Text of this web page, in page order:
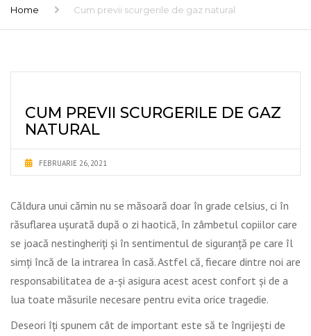
Home Cum previi scurgerile de gaz natural
CUM PREVII SCURGERILE DE GAZ
NATURAL
FEBRUARIE 26, 2021
Căldura unui cămin nu se măsoară doar în grade celsius, ci în
răsuflarea ușurată după o zi haotică, în zâmbetul copiilor care
se joacă nestingheriți și în sentimentul de siguranță pe care îl
simți încă de la intrarea în casă. Astfel că, fiecare dintre noi are
responsabilitatea de a-și asigura acest acest confort și de a
lua toate măsurile necesare pentru evita orice tragedie.
Deseori îți spunem cât de important este să te îngrijești de